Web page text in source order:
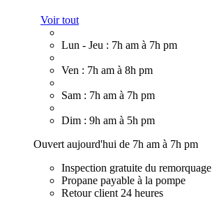
Voir tout
Lun - Jeu : 7h am à 7h pm
Ven : 7h am à 8h pm
Sam : 7h am à 7h pm
Dim : 9h am à 5h pm
Ouvert aujourd'hui de 7h am à 7h pm
Inspection gratuite du remorquage
Propane payable à la pompe
Retour client 24 heures